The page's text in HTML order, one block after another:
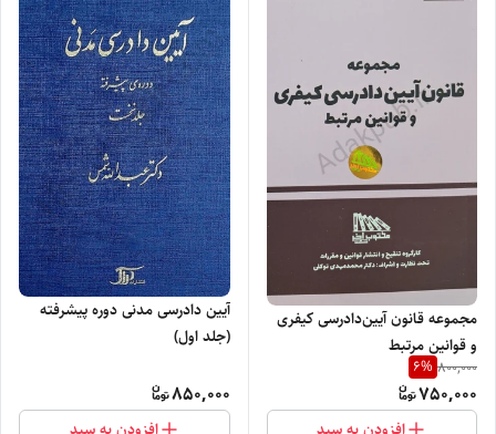
مجموعه قانون آیین‌دادرسی کیفری
و قوانین مرتبط
800,000
6%
750,000
آیین دادرسی مدنی دوره پیشرفته
(جلد اول)
850,000